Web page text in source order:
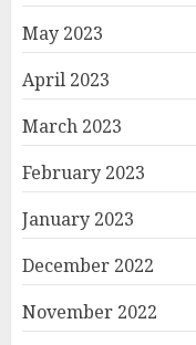
May 2023
April 2023
March 2023
February 2023
January 2023
December 2022
November 2022